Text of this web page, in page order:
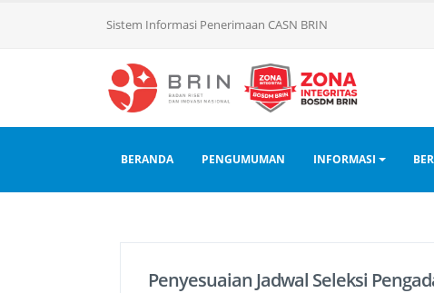
Sistem Informasi Penerimaan CASN BRIN
BERANDA PENGUMUMAN INFORMASI
Penyesuaian Jadwal Seleksi